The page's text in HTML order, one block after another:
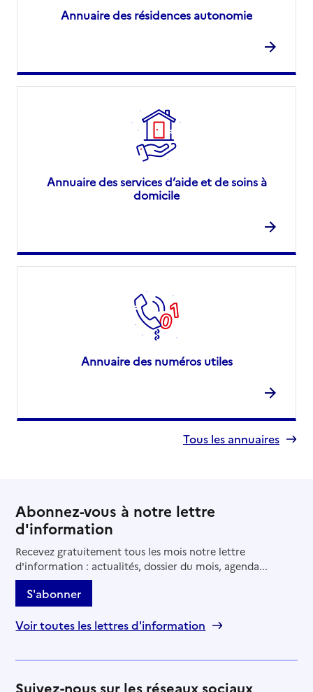
Annuaire des résidences autonomie
Annuaire des services d’aide et de soins à
domicile
Annuaire des numéros utiles
Tous les annuaires
Abonnez-vous à notre lettre
d'information
Recevez gratuitement tous les mois notre lettre
d'information : actualités, dossier du mois, agenda...
S'abonner
Voir toutes les lettres d'information
Suivez-nous sur les réseaux sociaux